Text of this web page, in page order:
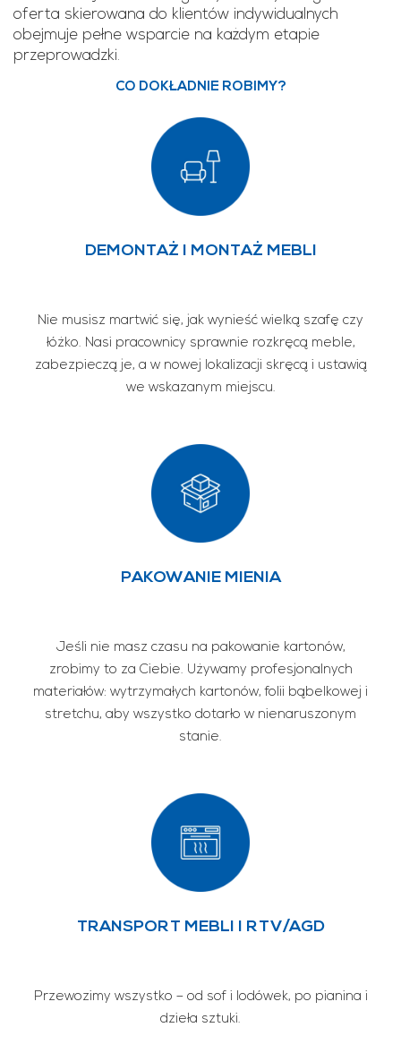
oferta skierowana do klientów indywidualnych
obejmuje pełne wsparcie na każdym etapie
przeprowadzki.
CO DOKŁADNIE ROBIMY?
DEMONTAŻ I MONTAŻ MEBLI
Nie musisz martwić się, jak wynieść wielką szafę czy
łóżko. Nasi pracownicy sprawnie rozkręcą meble,
zabezpieczą je, a w nowej lokalizacji skręcą i ustawią
we wskazanym miejscu.
PAKOWANIE MIENIA
Jeśli nie masz czasu na pakowanie kartonów,
zrobimy to za Ciebie. Używamy profesjonalnych
materiałów: wytrzymałych kartonów, folii bąbelkowej i
stretchu, aby wszystko dotarło w nienaruszonym
stanie.
TRANSPORT MEBLI I RTV/AGD
Przewozimy wszystko – od sof i lodówek, po pianina i
dzieła sztuki.